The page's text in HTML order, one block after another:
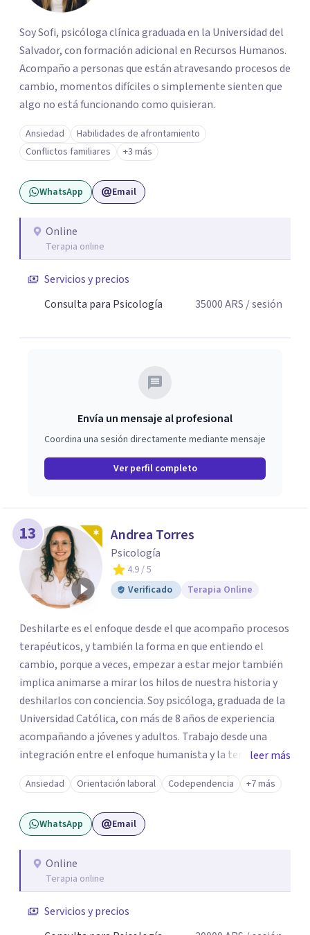
Soy Sofi, psicóloga clínica graduada en la Universidad del
Salvador, con formación adicional en Recursos Humanos.
Acompaño a personas que están atravesando procesos de
cambio, momentos difíciles o simplemente sienten que
algo no está funcionando como quisieran.
Ansiedad
Habilidades de afrontamiento
Conflictos familiares
+3 más
WhatsApp Email
Online
Terapia online
Servicios y precios
Consulta para Psicología
35000ARS / sesión
Envía un mensaje al profesional
Coordina una sesión directamente mediante mensaje
Ver perfil completo
13 Andrea Torres
Psicología
4.9/ 5
Verificado
Terapia Online
Deshilarte es el enfoque desde el que acompaño procesos
terapéuticos, y también la forma en que entiendo el
cambio, porque a veces, empezar a estar mejor también
implica animarse a mirar los hilos de nuestra historia y
deshilarlos con conciencia. Soy psicóloga, graduada de la
Universidad Católica, con más de 8 años de experiencia
acompañando a jóvenes y adultos. Trabajo desde una
integración entre el enfoque humanista y la terapia
cognitivo-conductual (TCC), combinando una escucha
profunda, empática y sin juicios, con herramientas con
herramientas psicológicas que ayudan a reconocer
patrones, resignificar experiencias y construir cambios
puedas no solo sentirte escuchado/a, sino también
comprender lo que te pasa, identificar patrones que
afrontarlo.
leer más
Ansiedad Orientación laboral Codependencia +7 más
WhatsApp Email
Online
Terapia online
Servicios y precios